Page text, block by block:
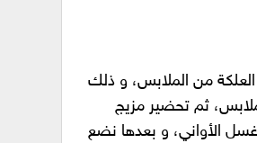
من الملابس، و ذلك
ثم تحضير مزيج
الأواني، و بعدها نضع